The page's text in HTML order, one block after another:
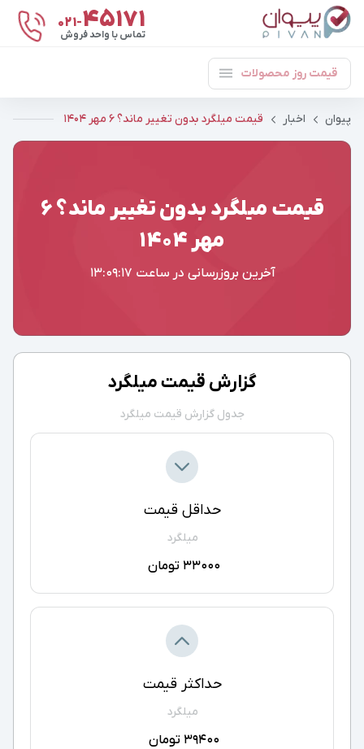
021-۴۵۱۷۱
تماس با واحد فروش
قیمت روز محصولات
پیوان اخبار قیمت میلگرد بدون تغییر ماند؟ ۶ مهر ۱۴۰۴
قیمت میلگرد بدون تغییر ماند؟ ۶
مهر ۱۴۰۴
آخرین بروزرسانی در ساعت 13:09:17
گزارش قیمت میلگرد
جدول گزارش قیمت میلگرد
حداقل قیمت
میلگرد
33000 تومان
حداکثر قیمت
میلگرد
39400 تومان